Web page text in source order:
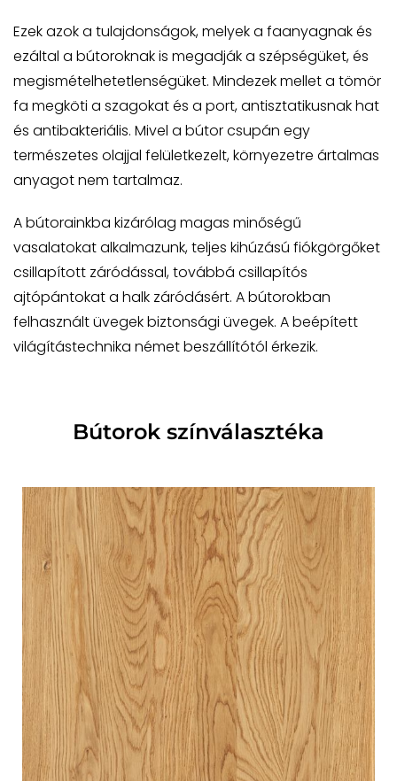
Ezek azok a tulajdonságok, melyek a faanyagnak és
ezáltal a bútoroknak is megadják a szépségüket, és
megismételhetetlenségüket. Mindezek mellet a tömör
fa megköti a szagokat és a port, antisztatikusnak hat
és antibakteriális. Mivel a bútor csupán egy
természetes olajjal felületkezelt, környezetre ártalmas
anyagot nem tartalmaz.
A bútorainkba kizárólag magas minőségű
vasalatokat alkalmazunk, teljes kihúzású fiókgörgőket
csillapított záródással, továbbá csillapítós
ajtópántokat a halk záródásért. A bútorokban
felhasznált üvegek biztonsági üvegek. A beépített
világítástechnika német beszállítótól érkezik.
Bútorok színválasztéka